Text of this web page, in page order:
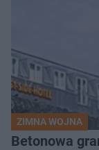
ZIMNA WOJNA
Betonowa